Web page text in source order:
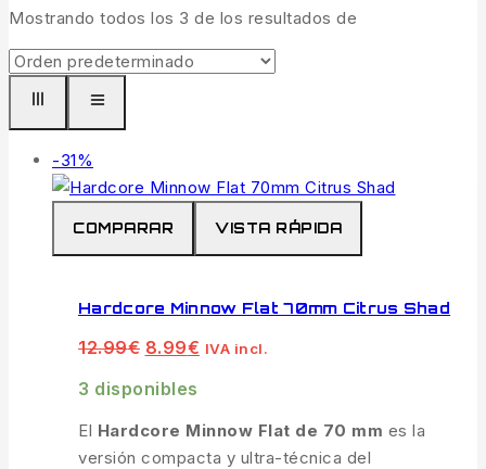
Mostrando todos los 3 de los resultados de
-31%
de
COMPARAR VISTA RÁPIDA
Hardcore Minnow Flat 70mm Citrus Shad
12.99€ El
precio
original
12.99€.
8.99€ El
precio
8.99€.
IVA incl.
3 disponibles
El Hardcore Minnow Flat de 70 mm es la
versión compacta y ultra-técnica del